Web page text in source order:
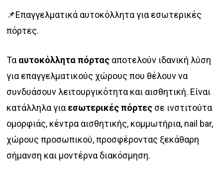
€57.00
through
📌Επαγγελματικά αυτοκόλλητα για εσωτερικές
πόρτες.
Τααυτοκόλλητα πόρτας αποτελούν ιδανική λύση
για επαγγελματικούς χώρους που θέλουν να
συνδυάσουν λειτουργικότητα και αισθητική. Είναι
κατάλληλα γιαεσωτερικές πόρτες σε ινστιτούτα
ομορφιάς, κέντρα αισθητικής, κομμωτήρια, nail bar,
χώρους προσωπικού, προσφέροντας ξεκάθαρη
σήμανση και μοντέρνα διακόσμηση.